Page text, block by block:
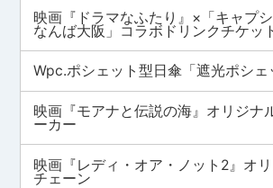
映画『ドラマなふたり』×「キャプ
なんば大阪」コラボドリンクチケッ
Wpc.ポシェット型日傘「遮光ポシェ
映画『モアナと伝説の海』オリジナ
ーカー
映画『レディ・オア・ノット2』オ
チェーン